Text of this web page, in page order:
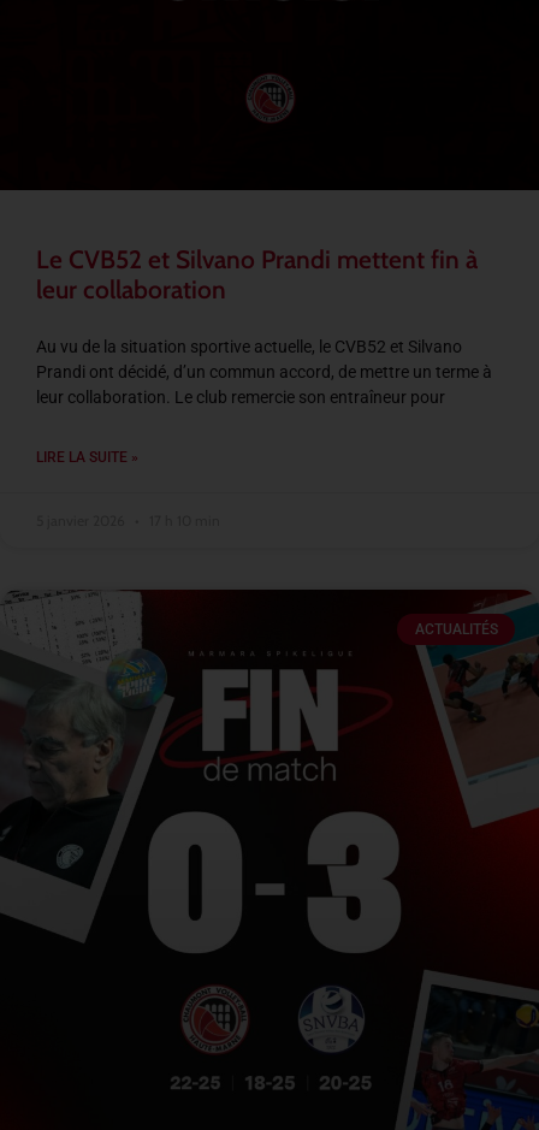
Le CVB52 et Silvano Prandi mettent fin à
leur collaboration
Au vu de la situation sportive actuelle, le CVB52 et Silvano
Prandi ont décidé, d’un commun accord, de mettre un terme à
leur collaboration. Le club remercie son entraîneur pour
LIRE LA SUITE »
ACTUALITÉS